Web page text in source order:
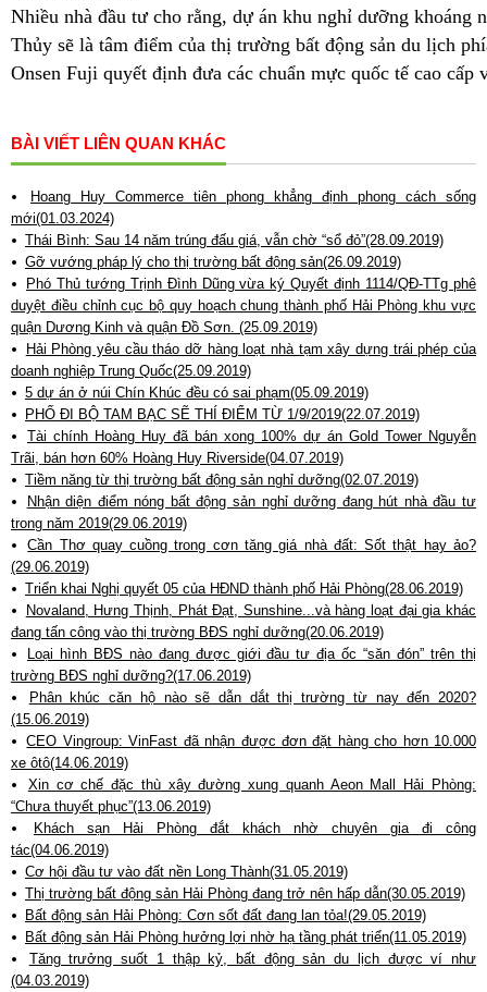
Nhiều nhà đầu tư cho rằng, dự án khu nghỉ dưỡng khoáng
Thủy sẽ là tâm điểm của thị trường bất động sản du lịch
Onsen Fuji quyết định đưa các chuẩn mực quốc tế cao cấp
BÀI VIẾT LIÊN QUAN KHÁC
Hoang Huy Commerce tiên phong khẳng định phong cách sống
mới(01.03.2024)
Thái Bình: Sau 14 năm trúng đấu giá, vẫn chờ “sổ đỏ”(28.09.2019)
Gỡ vướng pháp lý cho thị trường bất động sản(26.09.2019)
Phó Thủ tướng Trịnh Đình Dũng vừa ký Quyết định 1114/QĐ-TTg phê
duyệt điều chỉnh cục bộ quy hoạch chung thành phố Hải Phòng khu vực
quận Dương Kinh và quận Đồ Sơn. (25.09.2019)
Hải Phòng yêu cầu tháo dỡ hàng loạt nhà tạm xây dựng trái phép của
doanh nghiệp Trung Quốc(25.09.2019)
5 dự án ở núi Chín Khúc đều có sai phạm(05.09.2019)
PHỐ ĐI BỘ TAM BẠC SẼ THÍ ĐIỂM TỪ 1/9/2019(22.07.2019)
Tài chính Hoàng Huy đã bán xong 100% dự án Gold Tower Nguyễn
Trãi, bán hơn 60% Hoàng Huy Riverside(04.07.2019)
Tiềm năng từ thị trường bất động sản nghỉ dưỡng(02.07.2019)
Nhận diện điểm nóng bất động sản nghỉ dưỡng đang hút nhà đầu tư
trong năm 2019(29.06.2019)
Cần Thơ quay cuồng trong cơn tăng giá nhà đất: Sốt thật hay ảo?
(29.06.2019)
Triển khai Nghị quyết 05 của HĐND thành phố Hải Phòng(28.06.2019)
Novaland, Hưng Thịnh, Phát Đạt, Sunshine...và hàng loạt đại gia khác
đang tấn công vào thị trường BĐS nghỉ dưỡng(20.06.2019)
Loại hình BĐS nào đang được giới đầu tư địa ốc “săn đón” trên thị
trường BĐS nghỉ dưỡng?(17.06.2019)
Phân khúc căn hộ nào sẽ dẫn dắt thị trường từ nay đến 2020?
(15.06.2019)
CEO Vingroup: VinFast đã nhận được đơn đặt hàng cho hơn 10.000
xe ôtô(14.06.2019)
Xin cơ chế đặc thù xây đường xung quanh Aeon Mall Hải Phòng:
“Chưa thuyết phục”(13.06.2019)
Khách sạn Hải Phòng đắt khách nhờ chuyên gia đi công
tác(04.06.2019)
Cơ hội đầu tư vào đất nền Long Thành(31.05.2019)
Thị trường bất động sản Hải Phòng đang trở nên hấp dẫn(30.05.2019)
Bất động sản Hải Phòng: Cơn sốt đất đang lan tỏa!(29.05.2019)
Bất động sản Hải Phòng hưởng lợi nhờ hạ tầng phát triển(11.05.2019)
Tăng trưởng suốt 1 thập kỷ, bất động sản du lịch được ví như
(04.03.2019)